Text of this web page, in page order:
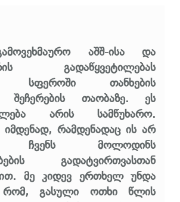
აშშ-ისა და
გადაწყვეტილებას
სფეროში თანხების
შეჩერების თაობაზე. ეს
არის სამწუხარო.
იმდენად, რამდენადაც ის არ
ჩვენს მოლოდინს
გადატვირთვასთან
მე კიდევ ერთხელ უნდა
რომ, გასული ოთხი წლის